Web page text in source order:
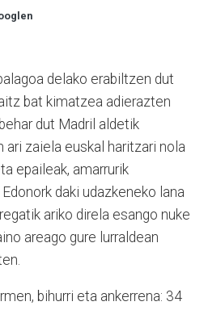
delako erabiltzen dut
bat kimatzea adierazten
dut Madril aldetik
ari zaiela euskal haritzari nola
epaileak, amarrurik
daki udazkeneko lana
ariko direla esango nuke
areago gure lurraldean
bihurri eta ankerrena: 34